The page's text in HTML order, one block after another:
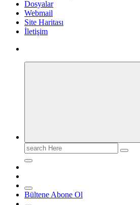
Dosyalar
Webmail
Site Haritası
İletişim
Search
for:
Bültene Abone Ol